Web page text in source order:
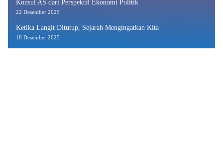
Konsul AS dari Perspektif Ekonomi Politik
22 Desember 2025
Ketika Langit Ditutup, Sejarah Mengingatkan Kita
18 Desember 2025